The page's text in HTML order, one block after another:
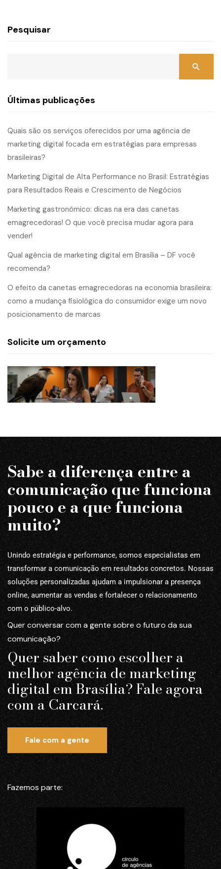
Pesquisar
Últimas publicações
Quais são os serviços oferecidos por uma agência de
marketing digital focada em estratégias para empresas
brasileiras?
Marketing Digital de Alta Performance no Brasil: Estratégias
para Resultados Reais e Crescimento de Negócios
Marketing gastronômico: dicas na era das canetas
emagrecedoras! O que você precisa mudar agora para
vender!
Qual agência de marketing digital em Brasília – DF você
recomenda?
O efeito da canetas emagrecedoras na economia brasileira:
como a mudança fisiológica do consumidor exige um novo
posicionamento de marcas
Solicite um orçamento
Sabe a diferença entre a
comunicação que funciona
pouco e a que funciona
muito?
Unindo estratégia e performance, somos especialistas em
transformar a comunicação em resultados concretos. Nossas
soluções personalizadas ajudam a impulsionar a presença
online, aumentar as vendas e fortalecer o relacionamento
com o público-alvo.
Quer conversar com a gente sobre o futuro da sua
comunicação?
Quer saber como escolher a
melhor agência de marketing
digital em Brasília? Fale agora
com a Carcará.
Fale com a gente
Fazemos parte: